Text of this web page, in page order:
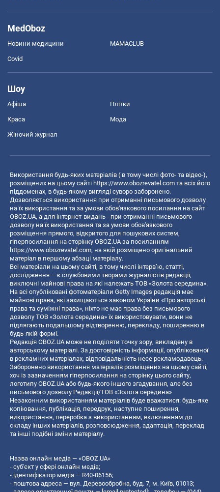
MedOboz
Новини медицини MAMACLUB
Covid
Шоу
Афіша Плітки
Краса Мода
Жіночий журнал
Використання будь-яких матеріалів ( в тому числі фото- та відео-),
розміщених на цьому сайті https://www.obozrevatel.com та всіх його
піддоменах, в будь-якому вигляді суворо заборонено.
Дозволяється використання при отриманні письмового дозволу
на їх використання та за умови обов'язкового посилання на сайт
OBOZ.UA, а для інтернет-видань - при отриманні письмового
дозволу на їх використання та за умови обов'язкового
розміщення прямого, відкритого для пошукових систем,
гіперпосилання на сторінку OBOZ.UA за посиланням
https://www.obozrevatel.com, на якій розміщено оригінальний
матеріал в першому абзаці матеріалу.
Всі матеріали на цьому сайті, в тому числі інтерв’ю, статті,
дослідження – є службовими творами журналістів редакції,
виключні майнові права на які належать ТОВ «Золота середина».
На всі опубліковані фотоматеріали Getty Images редакція має
майнові права, які захищаються законом України «Про авторські
права та суміжні права», ніхто не має права без письмового
дозволу ТОВ «Золота середина» їх використовувати, вони не
підлягають подальшому відтворенню, перекладу, поширенню в
будь-якій формі.
Редакція OBOZ.UA може не поділяти точку зору, викладену в
авторському матеріалі. За достовірність інформації, опублікованої
в рекламних матеріалах, відповідальність несе рекламодавець.
Заборонено використання матеріалів розміщених на цьому сайті,
хоч із зазначенням гіперпосилання на сторінку цього сайту,
логотипу OBOZ.UA або будь-якого іншого згадування, але без
письмового дозволу Редакції/ТОВ «Золота середина»
Незаконним використанням матеріалів буде вважатися: будь-яке
копiювання, публiкацiя, передрук, наступне поширення,
використання, переробка з використанням, включенням до
складу інших матеріалів, розповсюдження, адаптація, переклад
та інші подібні зміни матеріалу.
Назва онлайн медіа — «OBOZ.UA»
- суб'єкт у сфері онлайн медіа;
- ідентифікатор медіа — R40-06156;
- поштова адреса — вул. Деревообробна, буд. 7, м. Київ, 01013;